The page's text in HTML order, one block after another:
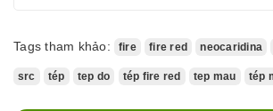
Tags tham khảo: fire fire red neocaridina
src tép tep do tép fire red tep mau tép